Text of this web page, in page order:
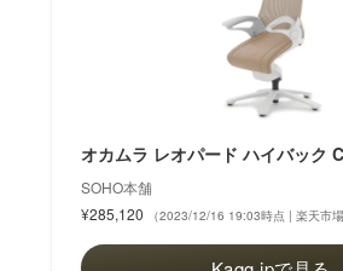
オカムラ レオパード ハイバック
SOHO本舗
¥285,120
（2023/12/16 19:03時点 | 楽天市場